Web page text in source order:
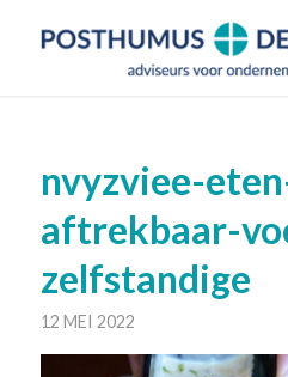
nvyzviee-
aftrekbaar-
zelfstandige
12 MEI 2022